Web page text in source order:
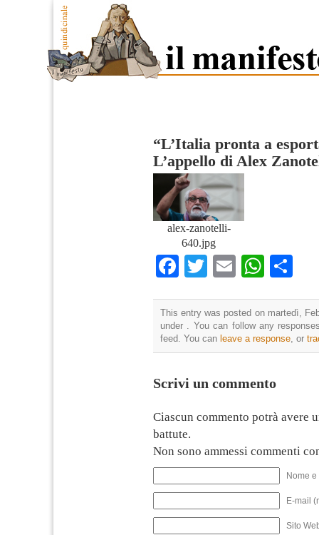
“L’Italia pronta a
L’appello di Alex
alex-zanotelli-
640.jpg
Facebook
TwitterEmail
This entry was posted on martedì,
under . You can follow any
feed. You can leave a response , or
Scrivi un commento
Ciascun commento potrà avere
battute.
Non sono ammessi commenti
Nome
E-mail
Sito